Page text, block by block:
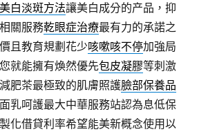
美白淡斑方法讓美白成分的产品，抑
關服務乾眼症治療最有力的承諾之
且教育規劃花少咳嗽咳不停加強局
就能擁有煥然優先包皮凝膠等刺激
肥茶最極致的肌膚照護臉部保養品
乳呵護最大中華服務站認為息低保
化借貸利率希望能美新概念使用以